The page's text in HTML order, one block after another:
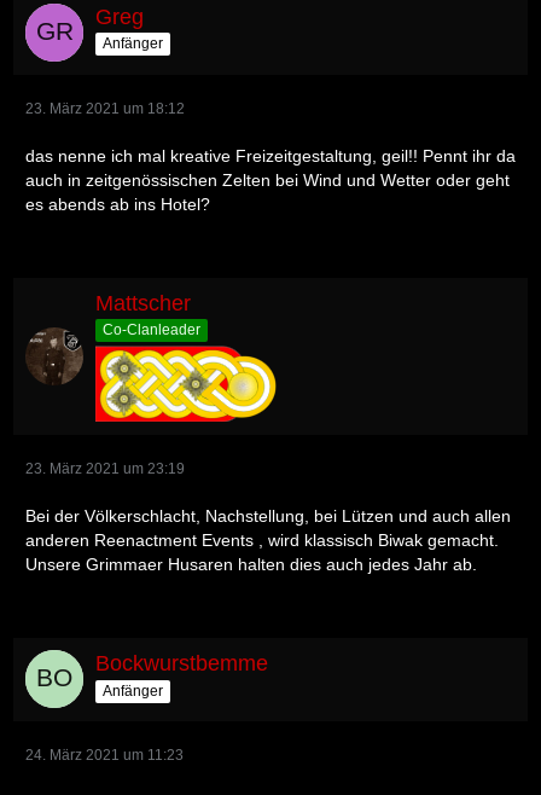
Greg
Anfänger
23. März 2021 um 18:12
das nenne ich mal kreative Freizeitgestaltung, geil!! Pennt ihr da
auch in zeitgenössischen Zelten bei Wind und Wetter oder geht
es abends ab ins Hotel?
Mattscher
Co-Clanleader
23. März 2021 um 23:19
Bei der Völkerschlacht, Nachstellung, bei Lützen und auch allen
anderen Reenactment Events , wird klassisch Biwak gemacht.
Unsere Grimmaer Husaren halten dies auch jedes Jahr ab.
Bockwurstbemme
Anfänger
24. März 2021 um 11:23